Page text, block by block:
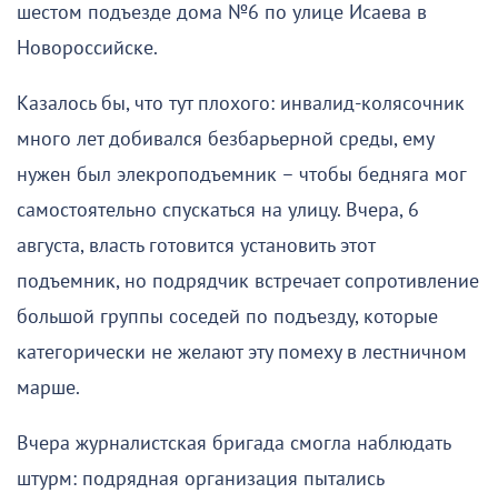
шестом подъезде дома №6 по улице Исаева в
Новороссийске.
Казалось бы, что тут плохого: инвалид-колясочник
много лет добивался безбарьерной среды, ему
нужен был элекроподъемник – чтобы бедняга мог
самостоятельно спускаться на улицу. Вчера, 6
августа, власть готовится установить этот
подъемник, но подрядчик встречает сопротивление
большой группы соседей по подъезду, которые
категорически не желают эту помеху в лестничном
марше.
Вчера журналистская бригада смогла наблюдать
штурм: подрядная организация пытались